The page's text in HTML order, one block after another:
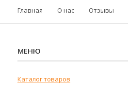
Главная О нас Отзывы
Каталог товаров